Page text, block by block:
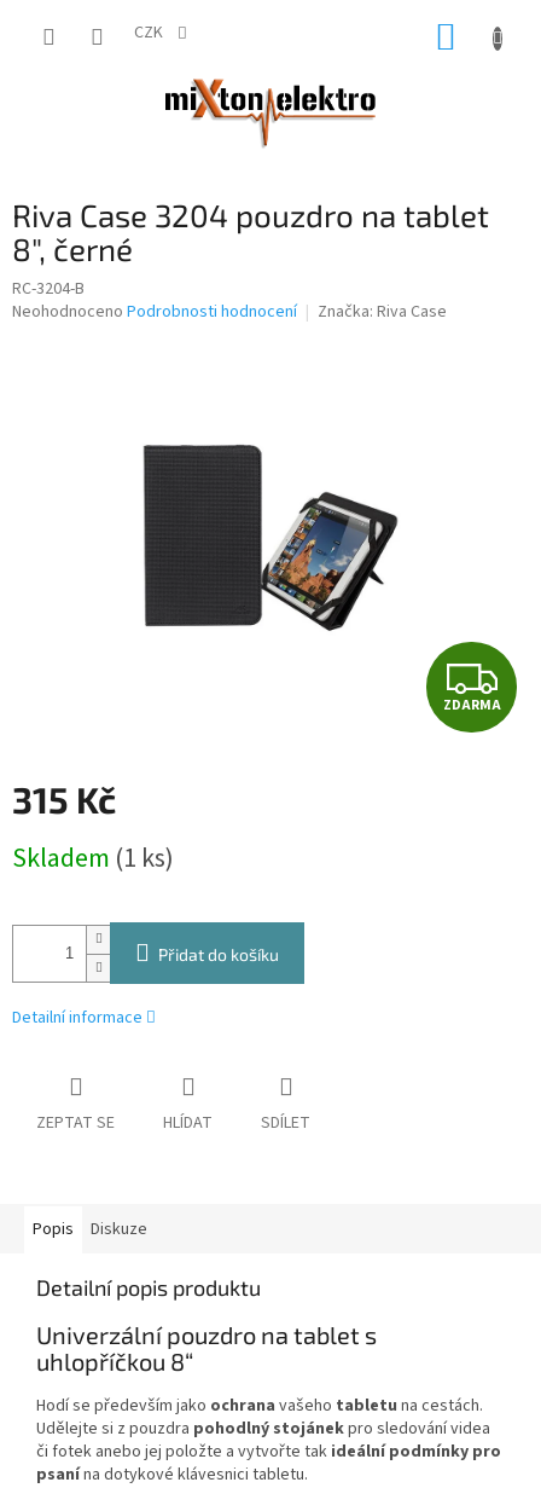
CZK
Riva Case 3204 pouzdro na tablet
8", černé
RC-3204-B
Průměrné
Neohodnoceno Podrobnosti hodnocení Značka: Riva Case
Z
D
ZDARMA
315 Kč
cena:
Skladem (1 ks)
Přidat do košíku
Detailní informace
ZEPTAT SE HLÍDAT SDÍLET
Popis Diskuze
Detailní popis produktu
Univerzální pouzdro na tablet s
uhlopříčkou 8“
Hodí se především jako ochrana vašeho tabletu na cestách.
Udělejte si z pouzdra pohodlný stojánekpro sledování videa
či fotek anebo jej položte a vytvořte tak ideální podmínky pro
psanína dotykové klávesnici tabletu.